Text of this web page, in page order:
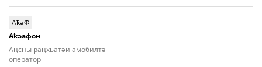
АҟәФ
Aҟәафон
Аԥсны раԥхьатәи амобилтә
оператор